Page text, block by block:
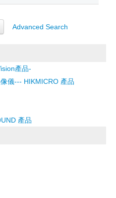
Advanced Search
產品-
影機
儀--- HIKMICRO 產品
體
產品
產品